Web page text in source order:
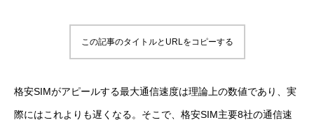
この記事のタイトルとURLをコピーする
格安SIMがアピールする最大通信速度は理論上の数値であり、実
際にはこれよりも遅くなる。そこで、格安SIM主要8社の通信速